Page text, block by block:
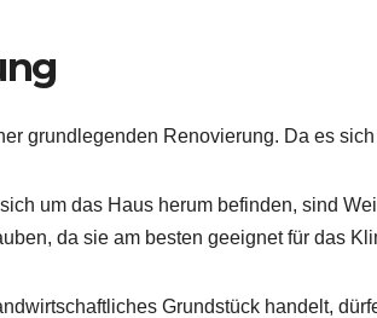
grundlegenden Renovierung. Da es
um das Haus herum befinden, sind
da sie am besten geeignet für das
Grundstück handelt,